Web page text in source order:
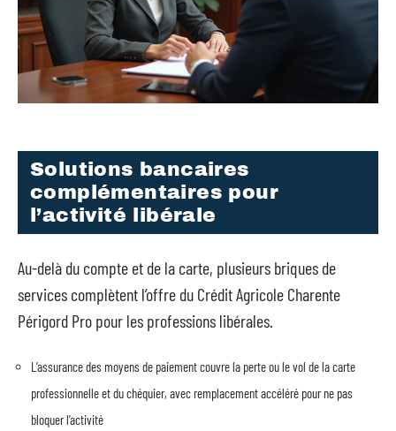
Solutions bancaires
complémentaires pour
l’activité libérale
Au-delà du compte et de la carte, plusieurs briques de
services complètent l’offre du Crédit Agricole Charente
Périgord Pro pour les professions libérales.
L’assurance des moyens de paiement couvre la perte ou le vol de la carte
professionnelle et du chéquier, avec remplacement accéléré pour ne pas
bloquer l’activité